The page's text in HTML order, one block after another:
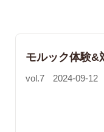
モルック体験&
vol.7 2024-09-12